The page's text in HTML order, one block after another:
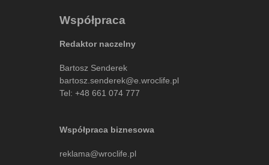
Współpraca
Redaktor naczelny
Bartosz Senderek
bartosz.senderek@e.wroclife.pl
Tel: +48 661 074 777
Współpraca biznesowa
reklama@wroclife.pl